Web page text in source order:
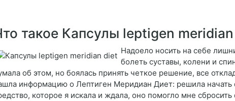
такое Капсулы leptigen
Надоело носить на себе
болеть суставы, колени и
об этом, но боялась принять четкое решение, все
информацию о Лептиген Меридиан Диет: решила начать
которое я искала и ждала, оно помогло мне сбросить